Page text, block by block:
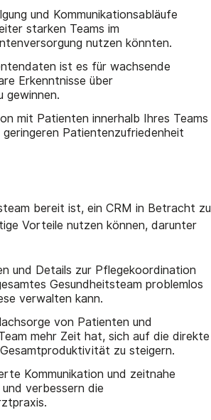
und Kommunikationsabläufe
starken Teams im
nutzen könnten.
ist es für wachsende
Erkenntnisse über
gewinnen.
mit Patienten innerhalb Ihres Teams
Patientenzufriedenheit
bereit ist, ein CRM in Betracht zu
Vorteile nutzen können, darunter
und Details zur Pflegekoordination
Gesundheitsteam problemlos
verwalten kann.
von Patienten und
mehr Zeit hat, sich auf die direkte
zu steigern.
Kommunikation und zeitnahe
verbessern die